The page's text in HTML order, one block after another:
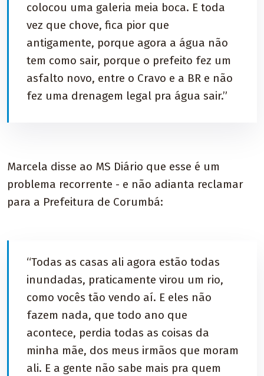
colocou uma galeria meia boca. E toda
vez que chove, fica pior que
antigamente, porque agora a água não
tem como sair, porque o prefeito fez um
asfalto novo, entre o Cravo e a BR e não
fez uma drenagem legal pra água sair.”
Marcela disse ao MS Diário que esse é um
problema recorrente - e não adianta reclamar
para a Prefeitura de Corumbá:
“Todas as casas ali agora estão todas
inundadas, praticamente virou um rio,
como vocês tão vendo aí. E eles não
fazem nada, que todo ano que
acontece, perdia todas as coisas da
minha mãe, dos meus irmãos que moram
ali. E a gente não sabe mais pra quem